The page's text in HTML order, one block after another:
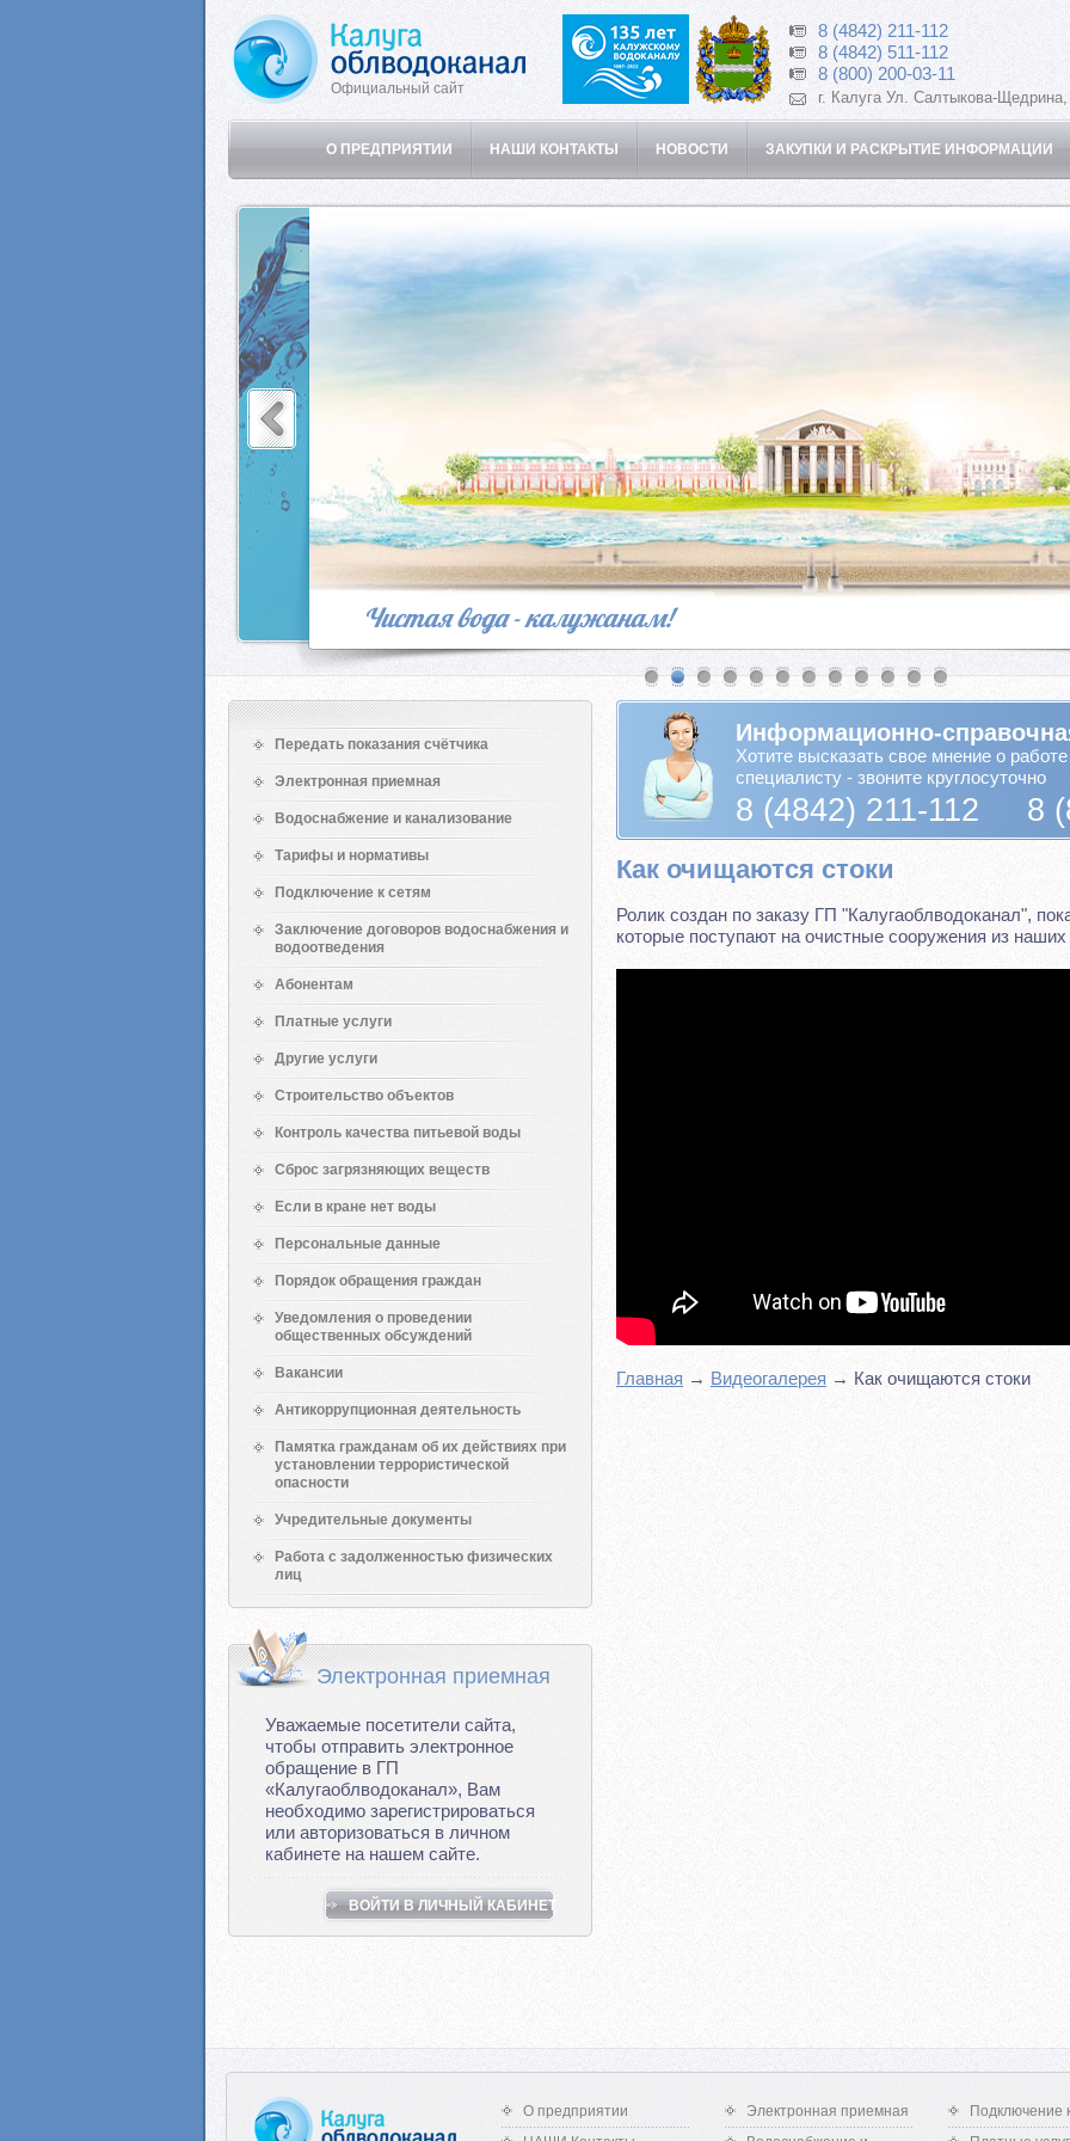
Официальный сайт
8 (4842) 211-112
8 (4842) 511-112
8 (800) 200-03-11
г. Калуга Ул. Салтыкова-
О ПРЕДПРИЯТИИ НАШИ КОНТАКТЫ НОВОСТИ ЗАКУПКИ И РАСКРЫТИЕ ИНФОРМАЦИИ
Чистая вода - калужанам!
Передать показания счётчика
Электронная приемная
Водоснабжение и канализование
Тарифы и нормативы
Подключение к сетям
Заключение договоров водоснабжения и
водоотведения
Абонентам
Платные услуги
Другие услуги
Строительство объектов
Контроль качества питьевой воды
Сброс загрязняющих веществ
Если в кране нет воды
Персональные данные
Порядок обращения граждан
Уведомления о проведении
общественных обсуждений
Вакансии
Антикоррупционная деятельность
Памятка гражданам об их действиях при
установлении террористической
опасности
Учредительные документы
Работа с задолженностью физических
лиц
Электронная приемная
Уважаемые посетители сайта,
чтобы отправить электронное
обращение в ГП
«Калугаоблводоканал», Вам
необходимо зарегистрироваться
или авторизоваться в личном
кабинете на нашем сайте.
ВОЙТИ В ЛИЧНЫЙ КАБИНЕТ
Информационно-
Хотите высказать свое мнение о
специалисту - звоните круглосуточно
8 (4842) 211-112 8
Как очищаются стоки
Ролик создан по заказу ГП "Калугаоблводоканал",
которые поступают на очистные сооружения из
Главная → Видеогалерея → Как очищаются стоки
О предприятии
Электронная приемная
Подключение